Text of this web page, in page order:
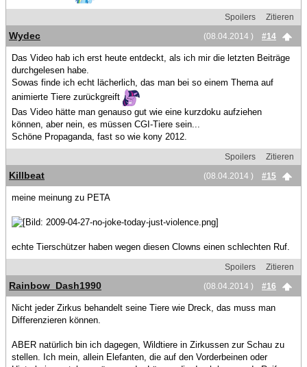
Spoilers
Zitieren
(08.04.2014 )
#14
Wydec
Das Video hab ich erst heute entdeckt, als ich mir die letzten Beiträge
durchgelesen habe.
Sowas finde ich echt lächerlich, das man bei so einem Thema auf
animierte Tiere zurückgreift
Das Video hätte man genauso gut wie eine kurzdoku aufziehen
können, aber nein, es müssen CGI-Tiere sein...
Schöne Propaganda, fast so wie kony 2012.
Spoilers
Zitieren
(08.04.2014 )
#15
Killbeat
meine meinung zu PETA
echte Tierschützer haben wegen diesen Clowns einen schlechten Ruf.
Spoilers
Zitieren
(08.04.2014 )
#16
Rainbow_Dash1990
Nicht jeder Zirkus behandelt seine Tiere wie Dreck, das muss man
Differenzieren können.
ABER natürlich bin ich dagegen, Wildtiere in Zirkussen zur Schau zu
stellen. Ich mein, allein Elefanten, die auf den Vorderbeinen oder